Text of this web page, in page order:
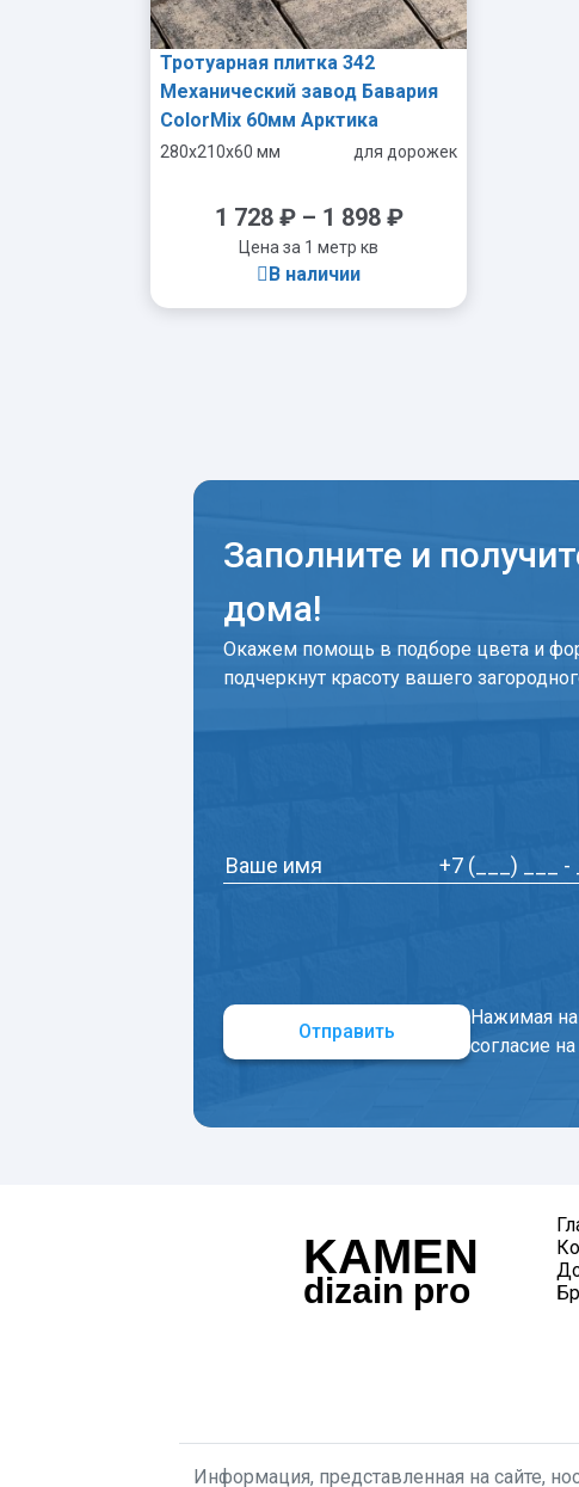
Тротуарная плитка 342
Механический завод Бавария
ColorMix 60мм Арктика
280x210x60 мм для дорожек
1 728 ₽– 1 898 ₽
Цена за 1 метр кв
В наличии
Заполните и
дома!
Окажем помощь в подборе цвета и
подчеркнут красоту вашего
Отправить
Нажимая на
согласие
KAMEN
dizain pro
Информация, представленная на сайте,